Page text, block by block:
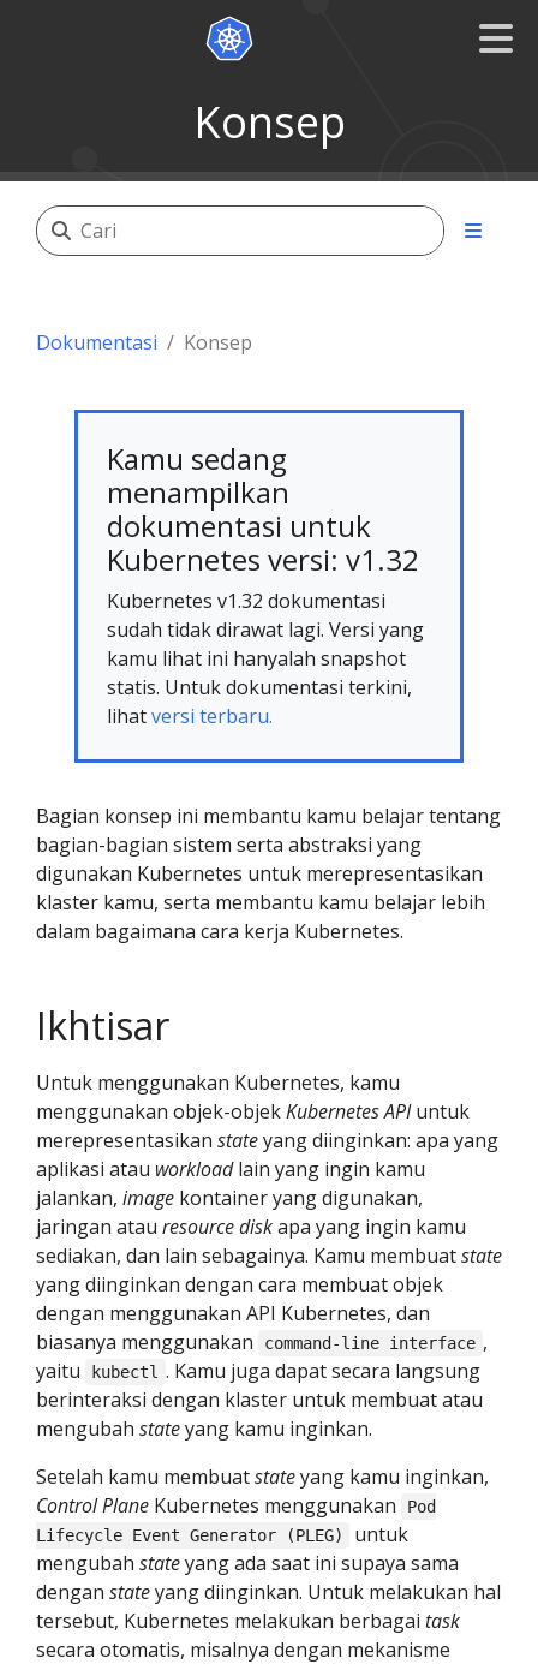
Konsep
Dokumentasi Konsep
Kamu sedang
menampilkan
dokumentasi untuk
Kubernetes versi: v1.32
Kubernetes v1.32 dokumentasi
sudah tidak dirawat lagi. Versi yang
kamu lihat ini hanyalah snapshot
statis. Untuk dokumentasi terkini,
lihatversi terbaru.
Bagian konsep ini membantu kamu belajar tentang
bagian-bagian sistem serta abstraksi yang
digunakan Kubernetes untuk merepresentasikan
klaster kamu, serta membantu kamu belajar lebih
dalam bagaimana cara kerja Kubernetes.
Ikhtisar
Untuk menggunakan Kubernetes, kamu
menggunakan objek-objekKubernetes APIuntuk
merepresentasikan stateyang diinginkan: apa yang
aplikasi atau workloadlain yang ingin kamu
jalankan, image kontainer yang digunakan,
jaringan atau resource diskapa yang ingin kamu
sediakan, dan lain sebagainya. Kamu membuatstate
yang diinginkan dengan cara membuat objek
dengan menggunakan API Kubernetes, dan
biasanya menggunakan
command-line interface ,
yaitu
kubectl . Kamu juga dapat secara langsung
berinteraksi dengan klaster untuk membuat atau
mengubah stateyang kamu inginkan.
Setelah kamu membuatstateyang kamu inginkan,
Control Plane Kubernetes menggunakan
Pod
Lifecycle Event Generator (PLEG)
untuk
mengubah stateyang ada saat ini supaya sama
dengan stateyang diinginkan. Untuk melakukan hal
tersebut, Kubernetes melakukan berbagai task
secara otomatis, misalnya dengan mekanisme